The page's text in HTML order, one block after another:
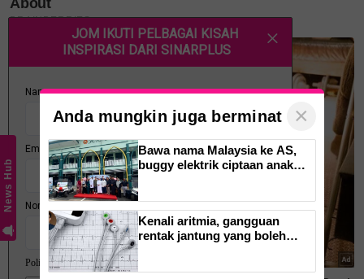
“Penggunaan struktur, tekstur dan perincian
simbolik yang lebih berani, digabungkan dengan
sentuhan kraf tempatan yang diberi nafas baharu
tanpa menghilangkan nilai asalnya,” jelasnya.
News Hub
Anda mungkin juga berminat ×
Bawa nama Malaysia ke AS,
buggy elektrik ciptaan anak
Kenali aritmia, gangguan
rentak jantung yang boleh